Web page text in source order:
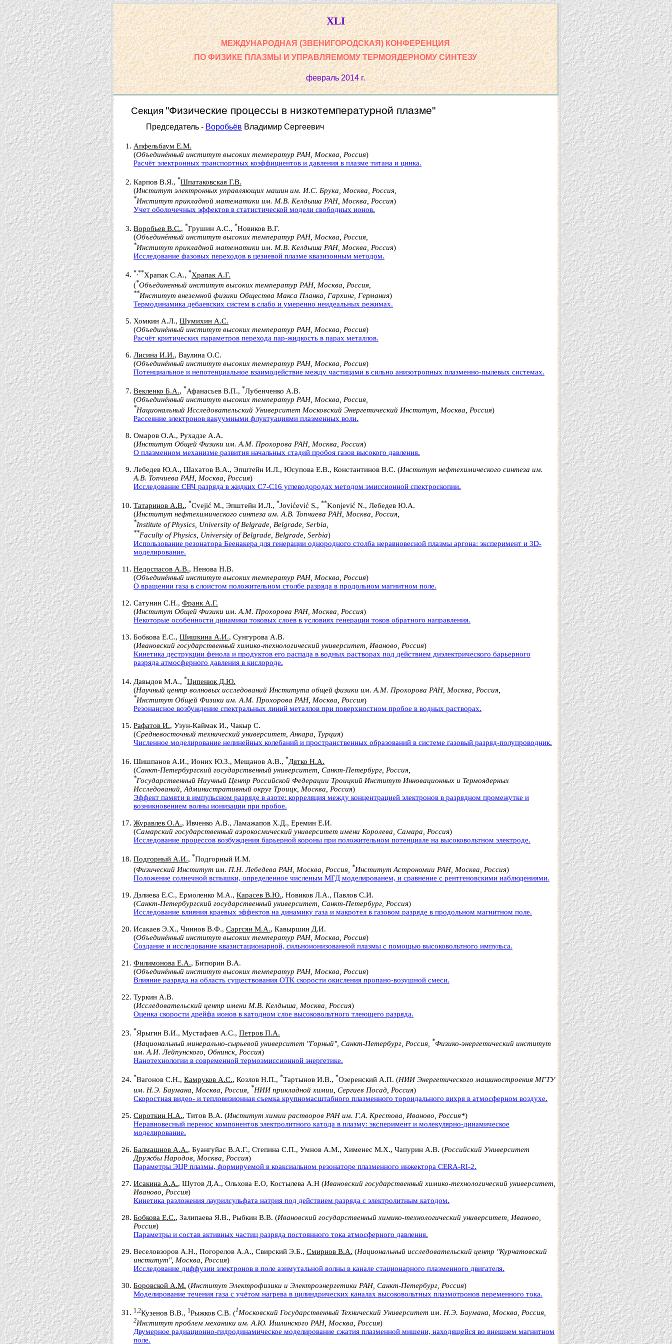
XLI
МЕЖДУНАРОДНАЯ (ЗВЕНИГОРОДСКАЯ) КОНФЕРЕНЦИЯ
ПО ФИЗИКЕ ПЛАЗМЫ И УПРАВЛЯЕМОМУ ТЕРМОЯДЕРНОМУ СИНТЕЗУ
февраль 2014 г.
Секция "Физические процессы в низкотемпературной плазме"
Председатель - Воробьёв Владимир Сергеевич
Апфельбаум Е.М.
(Объединённый институт высоких температур РАН, Москва, Россия)
Расчёт электронных транспортных коэффициентов и давления в плазме титана и цинка.
Карпов В.Я., *Шпатаковская Г.В.
(Институт электронных управляющих машин им. И.С. Брука, Москва, Россия,
*Институт прикладной математики им. М.В. Келдыша РАН, Москва, Россия)
Учет оболочечных эффектов в статистической модели свободных ионов.
Воробьев В.С., *Грушин А.С., *Новиков В.Г.
(Объединённый институт высоких температур РАН, Москва, Россия,
*Институт прикладной математики им. М.В. Келдыша РАН, Москва, Россия)
Исследование фазовых переходов в цезиевой плазме квазизонным методом.
*,**Храпак С.А., *Храпак А.Г.
(*Объединенный институт высоких температур РАН, Москва, Россия,
**Институт внеземной физики Общества Макса Планка, Гархинг, Германия)
Термодинамика дебаевских систем в слабо и умеренно неидеальных режимах.
Хомкин А.Л., Шумихин А.С.
(Объединённый институт высоких температур РАН, Москва, Россия)
Расчёт критических параметров перехода пар-жидкость в парах металлов.
Лисина И.И., Ваулина О.С.
(Объединённый институт высоких температур РАН, Москва, Россия)
Потенциальное и непотенциальное взаимодействие между частицами в сильно анизотропных плазменно-пылевых системах.
Векленко Б.А., *Афанасьев В.П., *Лубенченко А.В.
(Объединённый институт высоких температур РАН, Москва, Россия,
*Национальный Исследовательский Университет Московский Энергетический Институт, Москва, Россия)
Рассеяние электронов вакуумными флуктуациями плазменных волн.
Омаров О.А., Рухадзе А.А.
(Институт Общей Физики им. А.М. Прохорова РАН, Москва, Россия)
О плазменном механизме развития начальных стадий пробоя газов высокого давления.
Лебедев Ю.А., Шахатов В.А., Эпштейн И.Л., Юсупова Е.В., Константинов В.С. (Институт нефтехимического синтеза им.
А.В. Топчиева РАН, Москва, Россия)
Исследование СВЧ разряда в жидких C7-C16 углеводородах методом эмиссионной спектроскопии.
Татаринов А.В., *Cvejić M., Эпштейн И.Л., *Jovićević S., **Konjević N., Лебедев Ю.А.
(Институт нефтехимического синтеза им. А.В. Топчиева РАН, Москва, Россия,
*Institute of Physics, University of Belgrade, Belgrade, Serbia,
**Faculty of Physics, University of Belgrade, Belgrade, Serbia)
Использование резонатора Беенакера для генерации однородного столба неравновесной плазмы аргона: эксперимент и 3D-
моделирование.
Недоспасов А.В., Ненова Н.В.
(Объединённый институт высоких температур РАН, Москва, Россия)
О вращении газа в слоистом положительном столбе разряда в продольном магнитном поле.
Сатунин С.Н., Франк А.Г.
(Институт Общей Физики им. А.М. Прохорова РАН, Москва, Россия)
Некоторые особенности динамики токовых слоев в условиях генерации токов обратного направления.
Бобкова Е.С., Шишкина А.И., Сунгурова А.В.
(Ивановский государственный химико-технологический университет, Иваново, Россия)
Кинетика деструкции фенола и продуктов его распада в водных растворах под действием диэлектрического барьерного
разряда атмосферного давления в кислороде.
Давыдов М.А., *Ципенюк Д.Ю.
(Научный центр волновых исследований Института общей физики им. А.М. Прохорова РАН, Москва, Россия,
*Институт Общей Физики им. А.М. Прохорова РАН, Москва, Россия)
Резонансное возбуждение спектральных линий металлов при поверхностном пробое в водных растворах.
Рафатов И., Узун-Каймак И., Чакыр С.
(Средневосточный технический университет, Анкара, Турция)
Численное моделирование нелинейных колебаний и пространственных образований в системе газовый разряд-полупроводник.
Шишпанов А.И., Ионих Ю.З., Мещанов А.В., *Дятко Н.А.
(Санкт-Петербургский государственный университет, Санкт-Петербург, Россия,
*Государственный Научный Центр Российской Федерации Троицкий Институт Инновационных и Термоядерных
Исследований, Административный округ Троицк, Москва, Россия)
Эффект памяти в импульсном разряде в азоте: корреляция между концентрацией электронов в разрядном промежутке и
возникновением волны ионизации при пробое.
Журавлев О.А., Ивченко А.В., Ламажапов Х.Д., Еремин Е.И.
(Самарский государственный аэрокосмический университет имени Королева, Самара, Россия)
Исследование процессов возбуждения барьерной короны при положительном потенциале на высоковольтном электроде.
Подгорный А.И., *Подгорный И.М.
(Физический Институт им. П.Н. Лебедева РАН, Москва, Россия, *Институт Астрономии РАН, Москва, Россия)
Положение солнечной вспышки, определенное численым МГД моделированем, и сравнение с рентгеновскими наблюдениями.
Дзлиева Е.С., Ермоленко М.А., Карасев В.Ю., Новиков Л.А., Павлов С.И.
(Санкт-Петербургский государственный университет, Санкт-Петербург, Россия)
Исследование влияния краевых эффектов на динамику газа и макротел в газовом разряде в продольном магнитном поле.
Исакаев Э.Х., Чиннов В.Ф., Саргсян М.А., Кавыршин Д.И.
(Объединённый институт высоких температур РАН, Москва, Россия)
Создание и исследование квазистационарной, сильноионизованной плазмы с помощью высоковольтного импульса.
Филимонова Е.А., Битюрин В.А.
(Объединённый институт высоких температур РАН, Москва, Россия)
Влияние разряда на область существования ОТК скорости окисления пропано-возушной смеси.
Туркин А.В.
(Исследовательский центр имени М.В. Келдыша, Москва, Россия)
Оценка скорости дрейфа ионов в катодном слое высоковольтного тлеющего разряда.
*Ярыгин В.И., Мустафаев А.С., Петров П.А.
(Национальный минерально-сырьевой университет "Горный", Санкт-Петербург, Россия, *Физико-энергетический институт
им. А.И. Лейпунского, Обнинск, Россия)
Нанотехнологии в современной термоэмиссионной энергетике.
*Вагонов С.Н., Камруков А.С., Козлов Н.П., *Тартынов И.В., *Озеренский А.П. (НИИ Энергетического машиностроения МГТУ
им. Н.Э. Баумана, Москва, Россия,
*НИИ прикладной химии, Сергиев Посад, Россия)
Скоростная видео- и тепловизионная съемка крупномасштабного плазменного тороидального вихря в атмосферном воздухе.
Сироткин Н.А., Титов В.А. (Институт химии растворов РАН им. Г.А. Крестова, Иваново, Россия*)
Неравновесный перенос компонентов электролитного катода в плазму: эксперимент и молекулярно-динамическое
моделирование.
Балмашнов А.А., Буангуйас В.А.Г., Степина С.П., Умнов А.М., Хименес М.Х., Чапурин А.В. (Российский Университет
Дружбы Народов, Москва, Россия)
Параметры ЭЦР плазмы, формируемой в коаксиальном резонаторе плазменного инжектора CERA-RI-2.
Исакина А.А., Шутов Д.А., Ольхова Е.О, Костылева А.Н (Ивановский государственный химико-технологический университет,
Иваново, Россия)
Кинетика разложения лаурилсульфата натрия под действием разряда с электролитным катодом.
Бобкова Е.С., Залипаева Я.В., Рыбкин В.В. (Ивановский государственный химико-технологический университет, Иваново,
Россия)
Параметры и состав активных частиц разряда постоянного тока атмосферного давления.
Веселовзоров А.Н., Погорелов А.А., Свирский Э.Б., Смирнов В.А. (Национальный исследовательский центр "Курчатовский
институт", Москва, Россия)
Исследование диффузии электронов в поле азимутальной волны в канале стационарного плазменного двигателя.
Боровской А.М. (Институт Электрофизики и Электроэнергетики РАН, Санкт-Петербург, Россия)
Моделирование течения газа с учётом нагрева в цилиндрических каналах высоковольтных плазмотронов переменного тока.
1,2Кузенов В.В., 1Рыжков С.В. (1Московский Государственный Технический Университет им. Н.Э. Баумана, Москва, Россия,
2Институт проблем механики им. А.Ю. Ишлинского РАН, Москва, Россия)
Двумерное радиационно-гидродинамическое моделирование сжатия плазменной мишени, находящейся во внешнем магнитном
поле.